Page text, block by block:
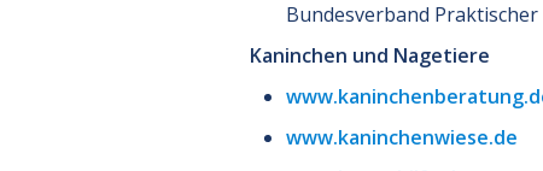
Bundesverband Praktischer
Kaninchen und Nagetiere
www.kaninchenwiese.de